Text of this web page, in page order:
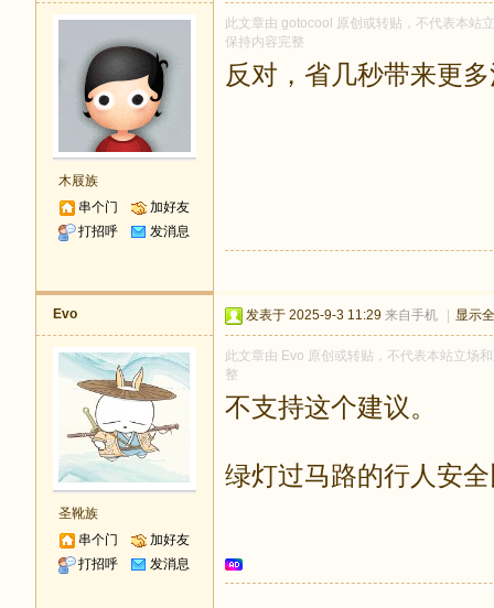
木屐族
串个门
加好友
打招呼
发消息
此文章由 gotocool 原创或转贴，不代表本站
保持内容完整
反对，省几秒带来更
Evo
圣靴族
串个门
加好友
打招呼
发消息
发表于 2025-9-3 11:29 来自手机 显示
此文章由 Evo 原创或转贴，不代表本站立场
整
不支持这个建议。
绿灯过马路的行人安